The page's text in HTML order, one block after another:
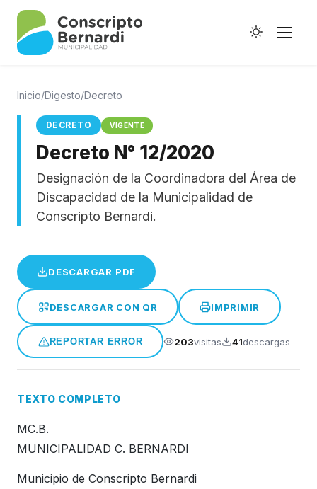
Historia
Galería de Ptes.
Horario de Colectivos
Autoridades
Digesto Municipal
Honorable Concejo Deliverante
Inicio/Digesto/Decreto
DECRETO VIGENTE
Decreto N° 12/2020
Designación de la Coordinadora del Área de
Discapacidad de la Municipalidad de
Conscripto Bernardi.
DESCARGAR PDF
DESCARGAR CON QR IMPRIMIR
REPORTAR ERROR 203visitas 41descargas
TEXTO COMPLETO
MC.B.
MUNICIPALIDAD C. BERNARDI
Municipio de Conscripto Bernardi